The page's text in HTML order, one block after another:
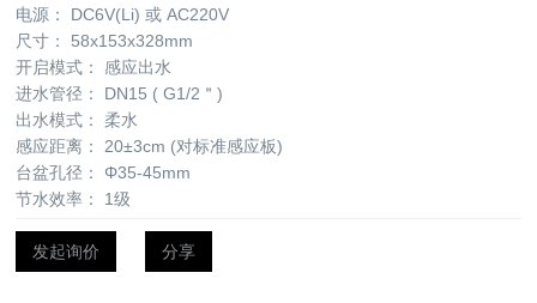
电源：
DC6V(Li) 或 AC220V
尺寸：
58x153x328mm
开启模式：
感应出水
进水管径：
DN15 ( G1/2＂)
出水模式：
柔水
感应距离：
20±3cm (对标准感应板)
台盆孔径：
Φ35-45mm
节水效率：
1级
发起询价 分享